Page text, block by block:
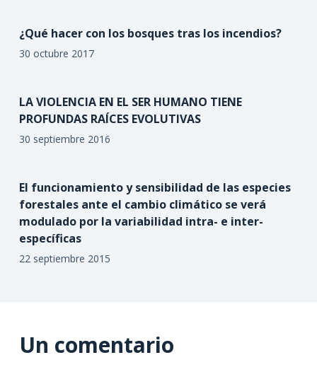
¿Qué hacer con los bosques tras los incendios?
30 octubre 2017
LA VIOLENCIA EN EL SER HUMANO TIENE
PROFUNDAS RAÍCES EVOLUTIVAS
30 septiembre 2016
El funcionamiento y sensibilidad de las especies
forestales ante el cambio climático se verá
modulado por la variabilidad intra- e inter-
específicas
22 septiembre 2015
Un comentario